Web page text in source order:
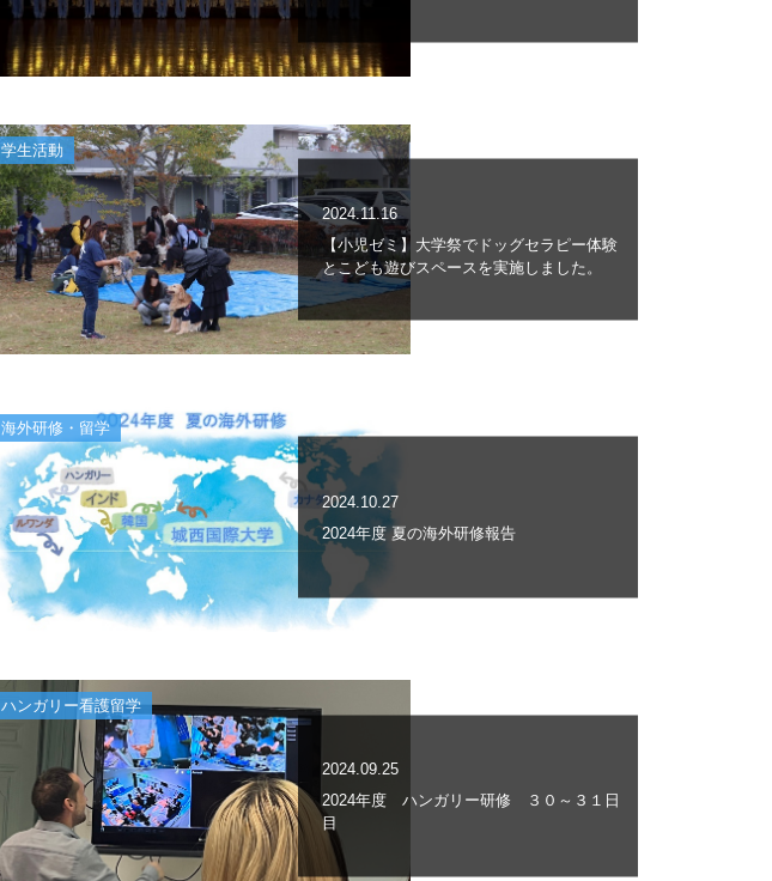
学生活動
2024.11.16
【小児ゼミ】大学祭でドッグセラピー体験
とこども遊びスペースを実施しました。
海外研修・留学
2024.10.27
2024年度 夏の海外研修報告
ハンガリー看護留学
2024.09.25
2024年度 ハンガリー研修 ３０～３１日
目